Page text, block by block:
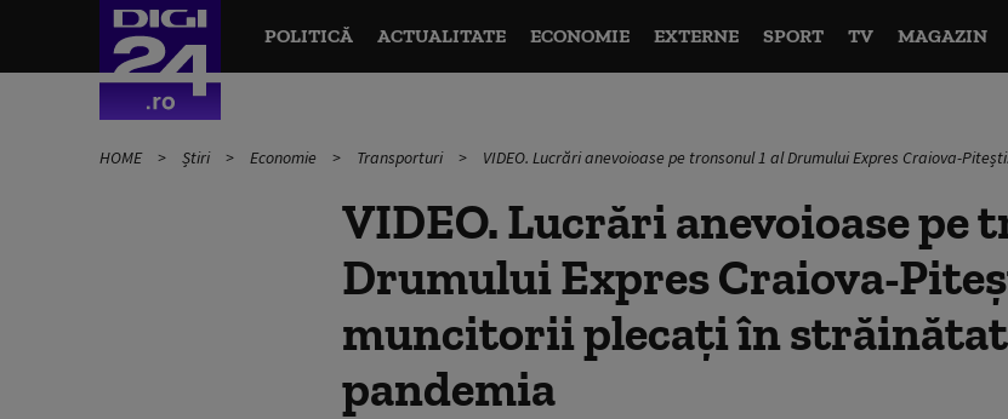
POLITICĂ ACTUALITATE ECONOMIE EXTERNE SPORT TV MAGAZIN
HOME Știri Economie Transporturi VIDEO. Lucrări anevoioase pe tronsonul 1 al Drumului Expres Craiova-
VIDEO. Lucrări anevoioase pe
Drumului Expres Craiova-
muncitorii plecați în
pandemia